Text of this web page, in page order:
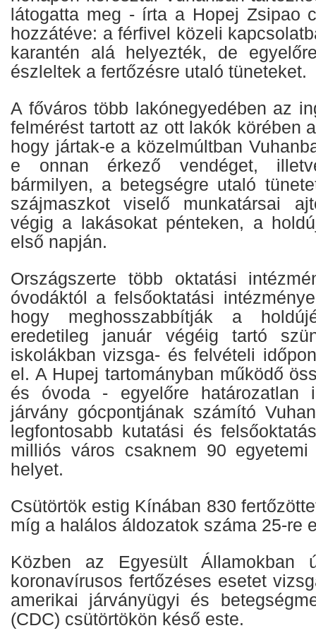
látogatta meg - írta a Hopej Zsipao
hozzátéve: a férfivel közeli
karantén alá helyezték, de
észleltek a fertőzésre utaló tüneteket.
A főváros több lakónegyedében az
felmérést tartott az ott lakók körében
hogy jártak-e a közelmúltban
e onnan érkező vendéget,
bármilyen, a betegségre utaló
szájmaszkot viselő munkatársai
végig a lakásokat pénteken, a
első napján.
Országszerte több oktatási
óvodáktól a felsőoktatási
hogy meghosszabbítják a
eredetileg január végéig tartó
iskolákban vizsga- és felvételi
el. A Hupej tartományban működő
és óvoda - egyelőre határozatlan
járvány gócpontjának számító
legfontosabb kutatási és
milliós város csaknem 90 egyetemi
helyet.
Csütörtök estig Kínában 830
míg a halálos áldozatok száma 25-re
Közben az Egyesült Államokban
koronavírusos fertőzéses esetet
amerikai járványügyi és
(CDC) csütörtökön késő este.